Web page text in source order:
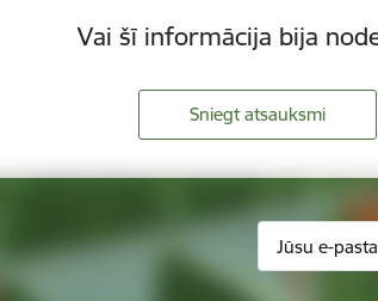
Vai šī informācija bija
Sniegt atsauksmi